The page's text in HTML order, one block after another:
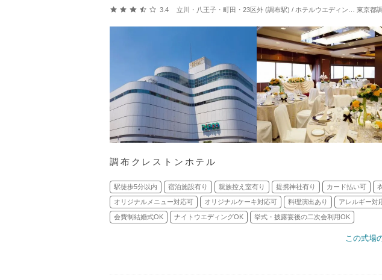
口コミ評価
3.4 立川・八王子・町田・23区外 (調布駅) / ホテルウエディング 対応人
東京都
調布クレストンホテル
駅徒歩5分以内 宿泊施設有り 親族控え室有り 提携神社有り カード払い可
オリジナルメニュー対応可 オリジナルケーキ対応可 料理演出あり アレルギー対
会費制結婚式OK ナイトウエディングOK 挙式・披露宴後の二次会利用OK
この式場